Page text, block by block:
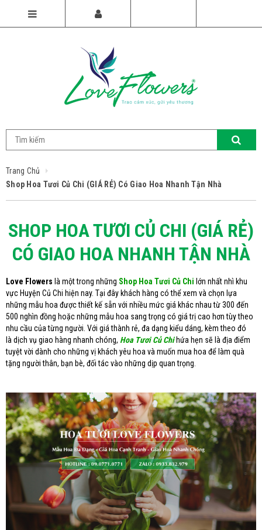
Trang Chủ
Shop Hoa Tươi Củ Chi (GIÁ RẺ) Có Giao Hoa Nhanh Tận Nhà
SHOP HOA TƯƠI CỦ CHI (GIÁ RẺ)
CÓ GIAO HOA NHANH TẬN NHÀ
Love Flowers là một trong những Shop Hoa Tươi Củ Chi lớn nhất nhì khu
vực Huyện Củ Chi hiện nay. Tại đây khách hàng có thể xem và chọn lựa
những mẫu hoa được thiết kế sẵn với nhiều mức giá khác nhau từ 300 đến
500 nghìn đồng hoặc những mẫu hoa sang trọng có giá trị cao hơn tùy theo
nhu cầu của từng người. Với giá thành rẻ, đa dạng kiểu dáng, kèm theo đó
là dịch vụ giao hàng nhanh chóng, Hoa Tươi Củ Chihứa hẹn sẽ là địa điểm
tuyệt vời dành cho những vị khách yêu hoa và muốn mua hoa để làm quà
tặng người thân, bạn bè, đối tác vào những dịp quan trọng.